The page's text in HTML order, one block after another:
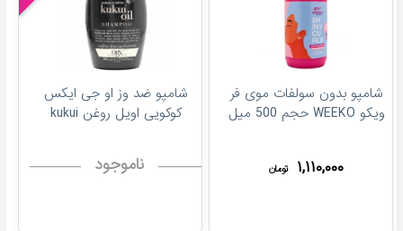
شامپو بدون سولفات موی فر
ویکو WEEKO حجم 500 میل
۱,۱۱۰,۰۰۰ تومان
شامپو ضد وز او جی ایکس
کوکویی اویل روغن kukui
ناموجود